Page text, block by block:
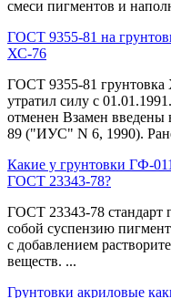
смеси пигментов и
ГОСТ 9355-81 на
ХС-76
ГОСТ 9355-81
утратил силу с
отменен Взамен
89 ("ИУС" N 6, 1990).
Какие у грунтовки ГФ-
ГОСТ 23343-78?
ГОСТ 23343-78 стандарт
собой суспензию
с добавлением
веществ. ...
Грунтовки акриловые